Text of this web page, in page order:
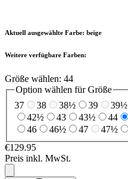
Aktuell ausgewählte Farbe: beige
Weitere verfügbare Farben:
Größe wählen: 44
Option wählen für Größe
37
38 38½ 39 39½
42½
43 43½ 44
46
46½ 47 47½
€129.95
Preis inkl. MwSt.